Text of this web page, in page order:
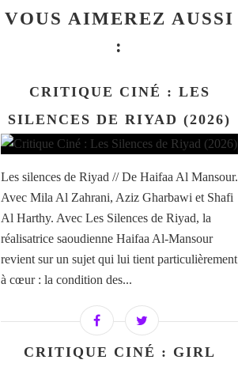
VOUS AIMEREZ AUSSI
:
CRITIQUE CINÉ : LES
SILENCES DE RIYAD (2026)
Les silences de Riyad // De Haifaa Al Mansour.
Avec Mila Al Zahrani, Aziz Gharbawi et Shafi
Al Harthy. Avec Les Silences de Riyad, la
réalisatrice saoudienne Haifaa Al-Mansour
revient sur un sujet qui lui tient particulièrement
à cœur : la condition des...
CRITIQUE CINÉ : GIRL